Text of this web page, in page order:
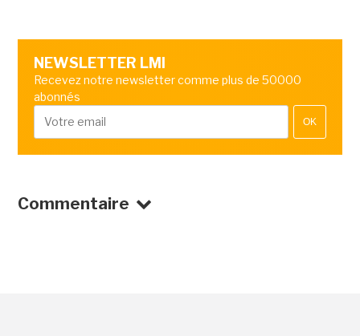
NEWSLETTER LMI
Recevez notre newsletter comme plus de 50000
abonnés
OK
Commentaire